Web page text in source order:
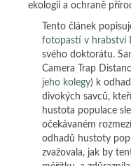
ekologii a ochraně
Tento článek
fotopastí v hrabství
svého doktorátu.
Camera Trap
jeho kolegy) k
divokých savců,
hustota populace
očekávaném
odhadů hustoty
zvažovala, jak by